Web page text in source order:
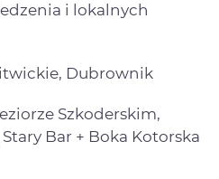
i lokalnych
Dubrownik
Szkoderskim,
Bar + Boka Kotorska